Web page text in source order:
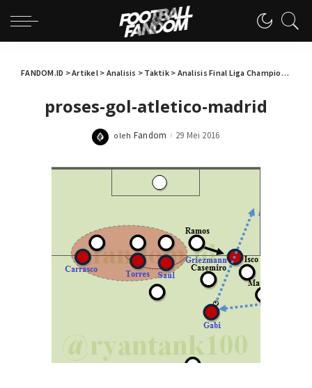
FANDOM.ID >Artikel> Analisis > Taktik> Analisis Final Liga Champions 2015/2016: Real Madrid vs Atletico Madrid
proses-gol-atletico-madrid
Posted
oleh Fandom 29 Mei 2016